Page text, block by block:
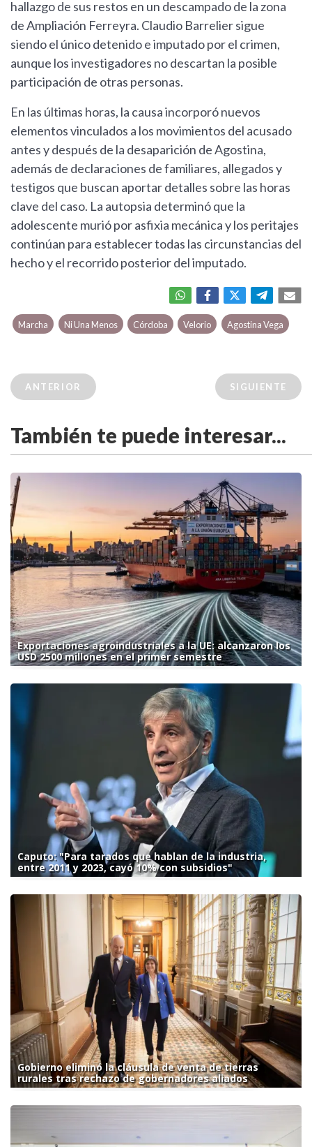
hallazgo de sus restos en un descampado de la zona
de Ampliación Ferreyra. Claudio Barrelier sigue
siendo el único detenido e imputado por el crimen,
aunque los investigadores no descartan la posible
participación de otras personas.
En las últimas horas, la causa incorporó nuevos
elementos vinculados a los movimientos del acusado
antes y después de la desaparición de Agostina,
además de declaraciones de familiares, allegados y
testigos que buscan aportar detalles sobre las horas
clave del caso. La autopsia determinó que la
adolescente murió por asfixia mecánica y los peritajes
continúan para establecer todas las circunstancias del
hecho y el recorrido posterior del imputado.
Marcha Ni Una Menos Córdoba Velorio Agostina Vega
ANTERIOR SIGUIENTE
También te puede interesar...
Exportaciones agroindustriales a la UE: alcanzaron los
USD 2500 millones en el primer semestre
Caputo: "Para tarados que hablan de la industria,
entre 2011 y 2023, cayó 10% con subsidios"
Gobierno eliminó la cláusula de venta de tierras
rurales tras rechazo de gobernadores aliados